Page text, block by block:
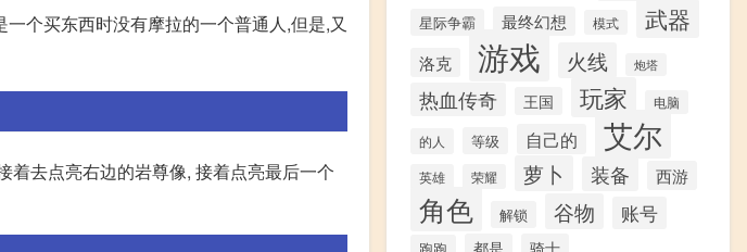
个买东西时没有摩拉的一个普通人,但是,又
着去点亮右边的岩尊像, 接着点亮最后一个
星际争霸 最终幻想 模式 武器
洛克 游戏 火线 炮塔
热血传奇 王国 玩家 电脑
的人 等级 自己的 艾尔
英雄 荣耀 萝卜 装备 西游
角色 解锁 谷物 账号